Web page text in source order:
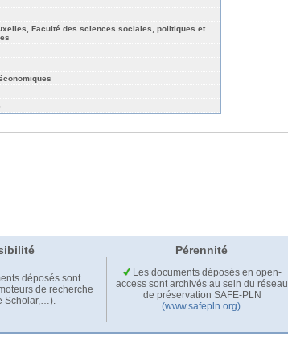
Faculté des sciences sociales, politiques et
Pérennité
déposés sont
de recherche
Scholar,…).
Les documents déposés en open-
access sont archivés au sein du réseau
de préservation SAFE-PLN
(www.safepln.org).